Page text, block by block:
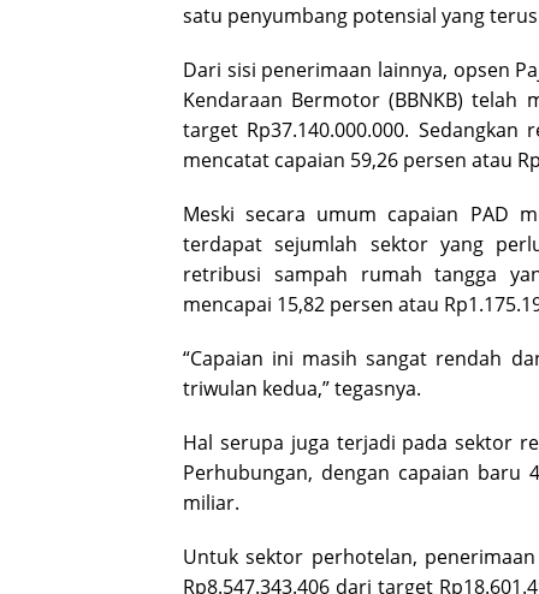
satu penyumbang potensial yang
Dari sisi penerimaan lainnya, opsen
Kendaraan Bermotor (BBNKB) telah
target Rp37.140.000.000.
mencatat capaian 59,26 persen atau
Meski secara umum capaian PAD
terdapat sejumlah sektor yang
retribusi sampah rumah tangga
mencapai 15,82 persen atau
“Capaian ini masih sangat rendah
triwulan kedua,” tegasnya.
Hal serupa juga terjadi pada sektor
Perhubungan, dengan capaian baru
miliar.
Untuk sektor perhotelan,
Rp8.547.343.406 dari target